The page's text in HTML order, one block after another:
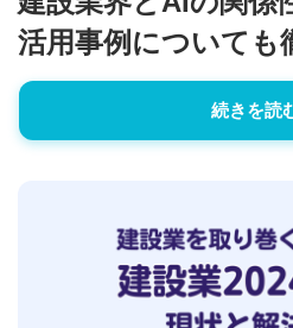
活用事例についても
続きを読